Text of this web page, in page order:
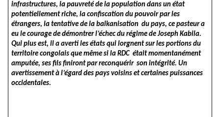
infrastructures, la pauvreté de la population dans un état
potentiellement riche, la confiscation du pouvoir par les
étrangers, la tentative de la balkanisation du pays, ce pasteur a
eu le courage de démontrer l’échec du régime de Joseph Kabila.
Qui plus est, il a averti les états qui lorgnent sur les portions du
territoire congolais que même si la RDC était momentanément
amputée, ses fils finiront par reconquérir son intégrité. Un
avertissement à l’égard des pays voisins et certaines puissances
occidentales.